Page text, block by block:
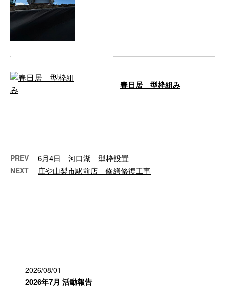
春日居 型枠組み
PREV 6月4日 河口湖 型枠設置
NEXT 庄や山梨市駅前店 修繕修復工事
2026/08/01
2026年7月 活動報告